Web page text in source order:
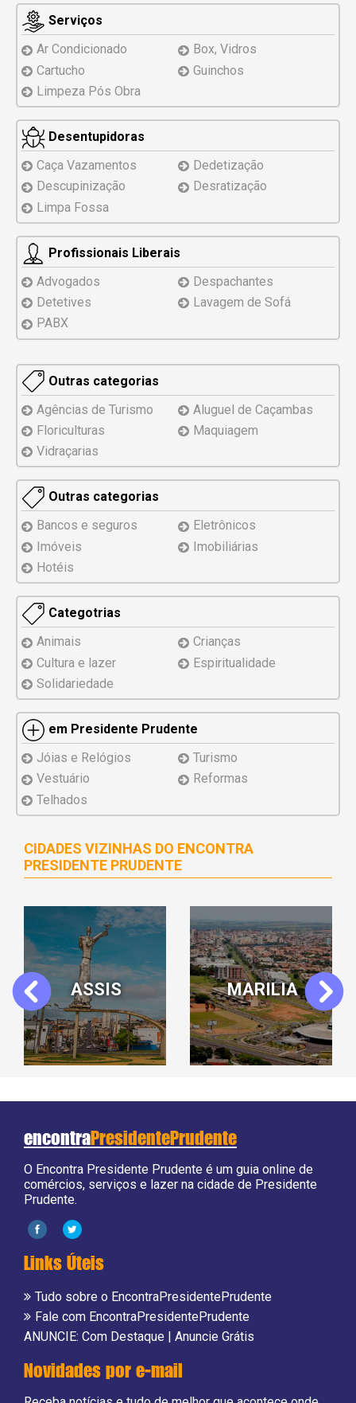
Serviços
Ar Condicionado
Box, Vidros
Cartucho
Guinchos
Limpeza Pós Obra
Desentupidoras
Caça Vazamentos
Dedetização
Descupinização
Desratização
Limpa Fossa
Profissionais Liberais
Advogados
Despachantes
Detetives
Lavagem de Sofá
PABX
Outras categorias
Agências de Turismo
Aluguel de Caçambas
Floriculturas
Maquiagem
Vidraçarias
Outras categorias
Bancos e seguros
Eletrônicos
Imóveis
Imobiliárias
Hotéis
Categotrias
Animais
Crianças
Cultura e lazer
Espiritualidade
Solidariedade
em Presidente Prudente
Jóias e Relógios
Turismo
Vestuário
Reformas
Telhados
CIDADES VIZINHAS DO ENCONTRA
PRESIDENTE PRUDENTE
PreviousARAÇATUBA BIRIGUI Next
encontraPresidentePrudente
O Encontra Presidente Prudente é um guia online de
comércios, serviços e lazer na cidade de Presidente
Prudente.
Links Úteis
Tudo sobre o EncontraPresidentePrudente
Fale com EncontraPresidentePrudente
ANUNCIE: Com Destaque | Anuncie Grátis
Novidades por e-mail